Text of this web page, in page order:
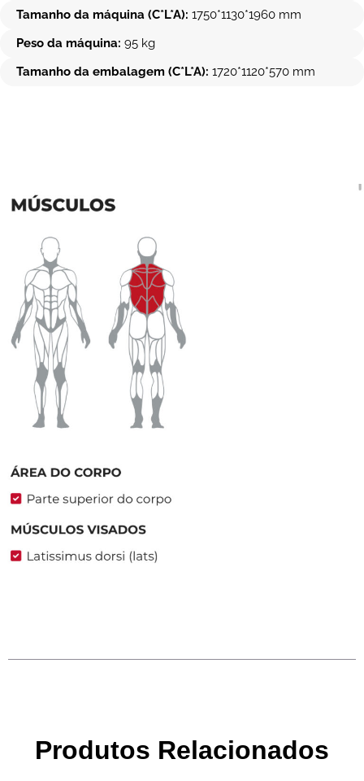
Tamanho da máquina (C*L*A): 1750*1130*1960 mm
Peso da máquina: 95 kg
Tamanho da embalagem (C*L*A): 1720*1120*570 mm
Produtos Relacionados